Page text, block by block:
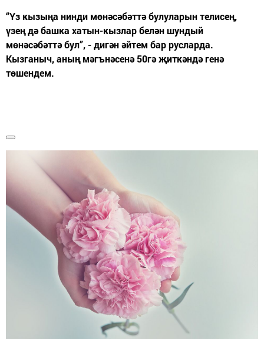
“Үз кызыңа нинди мөнәсәбәттә булуларын телисең,
үзең дә башка хатын-кызлар белән шундый
мөнәсәбәттә бул”, - дигән әйтем бар русларда.
Кызганыч, аның мәгънәсенә 50гә җиткәндә генә
төшендем.